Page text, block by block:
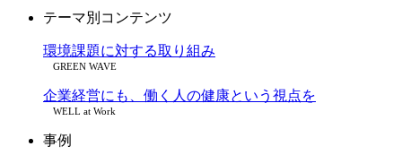
テーマ別コンテンツ
環境課題に対する取り組み
GREEN WAVE
企業経営にも、働く人の健康という視点を
WELL at Work
事例